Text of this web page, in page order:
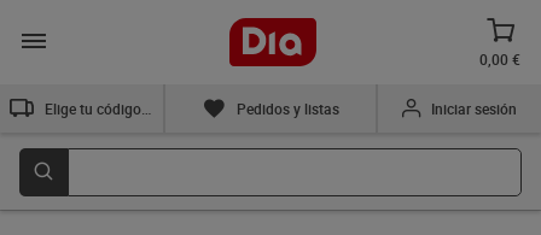
0,00 €
Pedidos y listas Iniciar sesión